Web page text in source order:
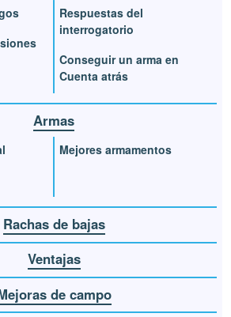
Respuestas del
interrogatorio
Conseguir un arma en
Cuenta atrás
Armas
Mejores armamentos
Rachas de bajas
Ventajas
de campo